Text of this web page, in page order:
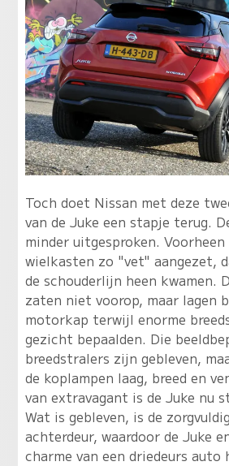
Toch doet Nissan met deze
van de Juke een stapje terug.
minder uitgesproken. Voorheen
wielkasten zo "vet" aangezet,
de schouderlijn heen kwamen.
zaten niet voorop, maar lagen
motorkap terwijl enorme
gezicht bepaalden. Die
breedstralers zijn gebleven,
de koplampen laag, breed en
van extravagant is de Juke nu
Wat is gebleven, is de
achterdeur, waardoor de Juke
charme van een driedeurs auto